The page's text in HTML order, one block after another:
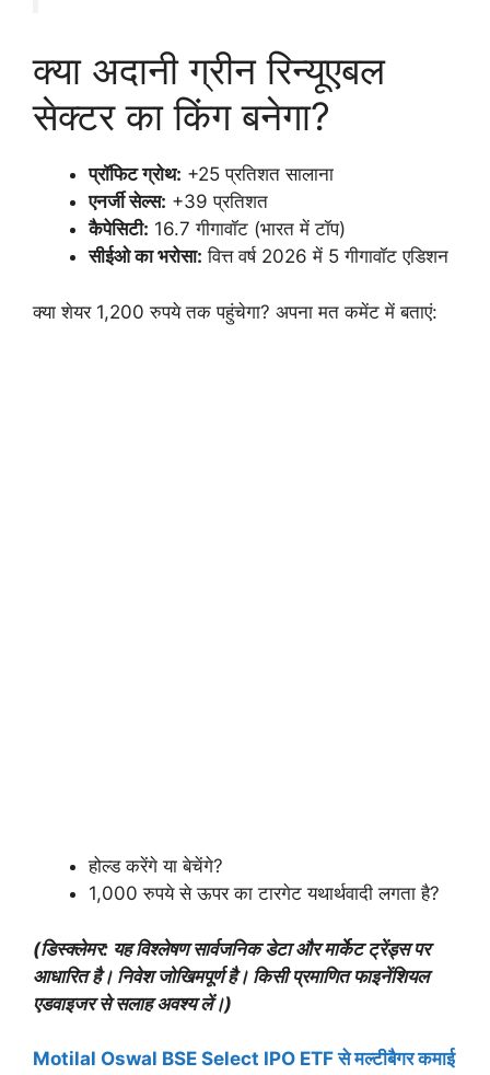
क्या अदानी ग्रीन रिन्यूएबल
सेक्टर का किंग बनेगा?
प्रॉफिट ग्रोथ: +25 प्रतिशत सालाना
एनर्जी सेल्स: +39 प्रतिशत
कैपेसिटी: 16.7 गीगावॉट (भारत में टॉप)
सीईओ का भरोसा: वित्त वर्ष 2026 में 5 गीगावॉट एडिशन
क्या शेयर 1,200 रुपये तक पहुंचेगा? अपना मत कमेंट में बताएं:
होल्ड करेंगे या बेचेंगे?
1,000 रुपये से ऊपर का टारगेट यथार्थवादी लगता है?
(डिस्क्लेमर: यह विश्लेषण सार्वजनिक डेटा और मार्केट ट्रेंड्स पर
आधारित है। निवेश जोखिमपूर्ण है। किसी प्रमाणित फाइनेंशियल
एडवाइजर से सलाह अवश्य लें।)
Motilal Oswal BSE Select IPO ETF से मल्टीबैगर कमाई